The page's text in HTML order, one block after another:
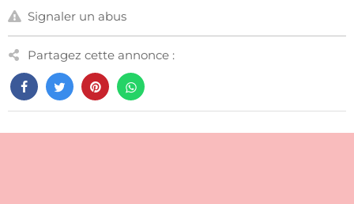
Signaler un abus
Partagez cette annonce :